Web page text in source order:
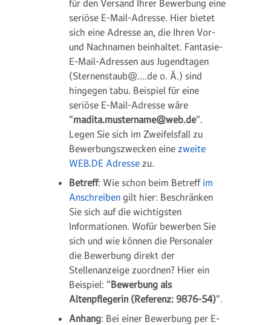
für den Versand Ihrer Bewerbung eine
seriöse E-Mail-Adresse. Hier bietet
sich eine Adresse an, die Ihren Vor-
und Nachnamen beinhaltet. Fantasie-
E-Mail-Adressen aus Jugendtagen
(Sternenstaub@....de o. Ä.) sind
hingegen tabu. Beispiel für eine
seriöse E-Mail-Adresse wäre
"madita.mustername@web.de".
Legen Sie sich im Zweifelsfall zu
Bewerbungszwecken eine zweite
WEB.DE Adresse zu.
Betreff: Wie schon beim Betreff im
Anschreiben gilt hier: Beschränken
Sie sich auf die wichtigsten
Informationen. Wofür bewerben Sie
sich und wie können die Personaler
die Bewerbung direkt der
Stellenanzeige zuordnen? Hier ein
Beispiel: "Bewerbung als
Altenpflegerin (Referenz: 9876-54)".
Anhang: Bei einer Bewerbung per E-